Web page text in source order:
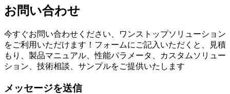
お問い合わせ
今すぐお問い合わせください、ワンストップソリューション
をご利用いただけます！フォームにご記入いただくと、見積
もり、製品マニュアル、性能パラメータ、カスタムソリュー
ション、技術相談、サンプルをご提供いたします
メッセージを送信